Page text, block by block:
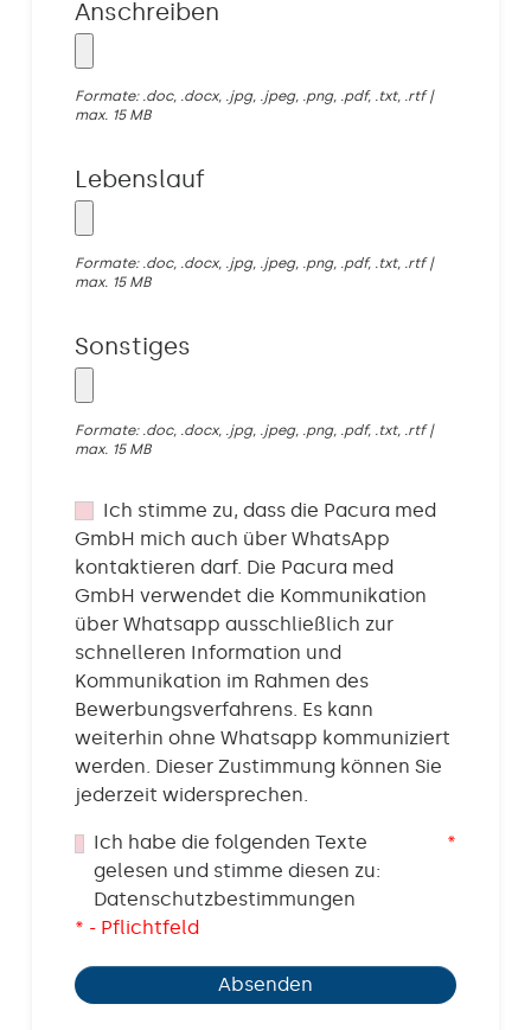
Anschreiben
Formate: .doc, .docx, .jpg, .jpeg, .png, .pdf, .txt, .rtf |
max. 15 MB
Lebenslauf
Formate: .doc, .docx, .jpg, .jpeg, .png, .pdf, .txt, .rtf |
max. 15 MB
Sonstiges
Formate: .doc, .docx, .jpg, .jpeg, .png, .pdf, .txt, .rtf |
max. 15 MB
Ich stimme zu, dass die Pacura med
GmbH mich auch über WhatsApp
kontaktieren darf. Die Pacura med
GmbH verwendet die Kommunikation
über Whatsapp ausschließlich zur
schnelleren Information und
Kommunikation im Rahmen des
Bewerbungsverfahrens. Es kann
weiterhin ohne Whatsapp kommuniziert
werden. Dieser Zustimmung können Sie
jederzeit widersprechen.
*
Ich habe die folgenden Texte
gelesen und stimme diesen zu:
Datenschutzbestimmungen
* - Pflichtfeld
Absenden